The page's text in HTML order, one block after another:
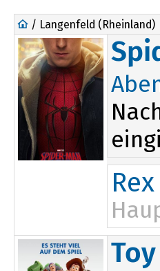
/ Langenfeld (Rheinland)